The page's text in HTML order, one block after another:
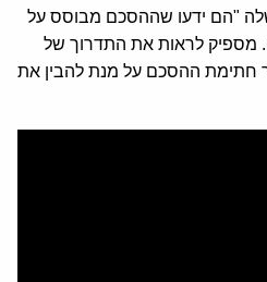
"הם ידעו שההסכם מבוסס על
מספיק לראות את התדרוך של
חתימת ההסכם על מנת להבין את